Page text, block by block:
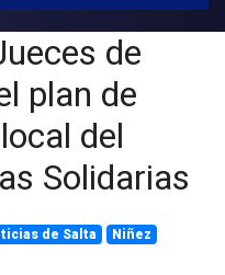
de
plan de
del
Solidarias
de Salta
Niñez